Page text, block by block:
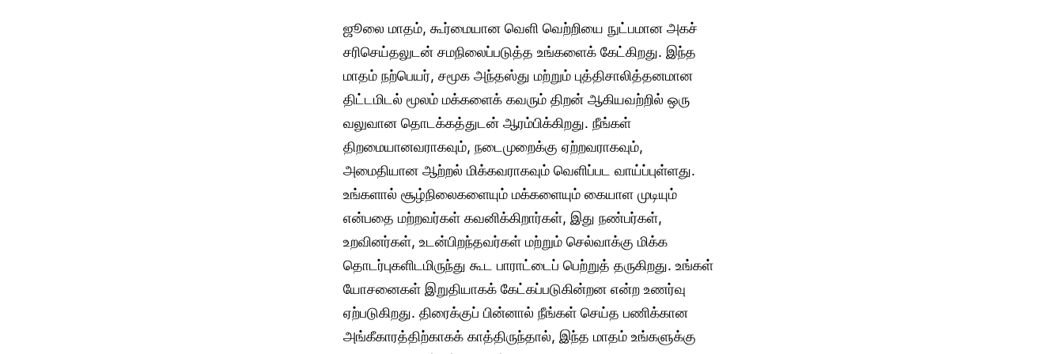
ஜூலை மாதம், கூர்மையான வெளி வெற்றியை நுட்பமான அகச்
சரிசெய்தலுடன் சமநிலைப்படுத்த உங்களைக் கேட்கிறது. இந்த
மாதம் நற்பெயர், சமூக அந்தஸ்து மற்றும் புத்திசாலித்தனமான
திட்டமிடல் மூலம் மக்களைக் கவரும் திறன் ஆகியவற்றில் ஒரு
வலுவான தொடக்கத்துடன் ஆரம்பிக்கிறது. நீங்கள்
திறமையானவராகவும், நடைமுறைக்கு ஏற்றவராகவும்,
அமைதியான ஆற்றல் மிக்கவராகவும் வெளிப்பட வாய்ப்புள்ளது.
உங்களால் சூழ்நிலைகளையும் மக்களையும் கையாள முடியும்
என்பதை மற்றவர்கள் கவனிக்கிறார்கள், இது நண்பர்கள்,
உறவினர்கள், உடன்பிறந்தவர்கள் மற்றும் செல்வாக்கு மிக்க
தொடர்புகளிடமிருந்து கூட பாராட்டைப் பெற்றுத் தருகிறது. உங்கள்
யோசனைகள் இறுதியாகக் கேட்கப்படுகின்றன என்ற உணர்வு
ஏற்படுகிறது. திரைக்குப் பின்னால் நீங்கள் செய்த பணிக்கான
அங்கீகாரத்திற்காகக் காத்திருந்தால், இந்த மாதம் உங்களுக்கு